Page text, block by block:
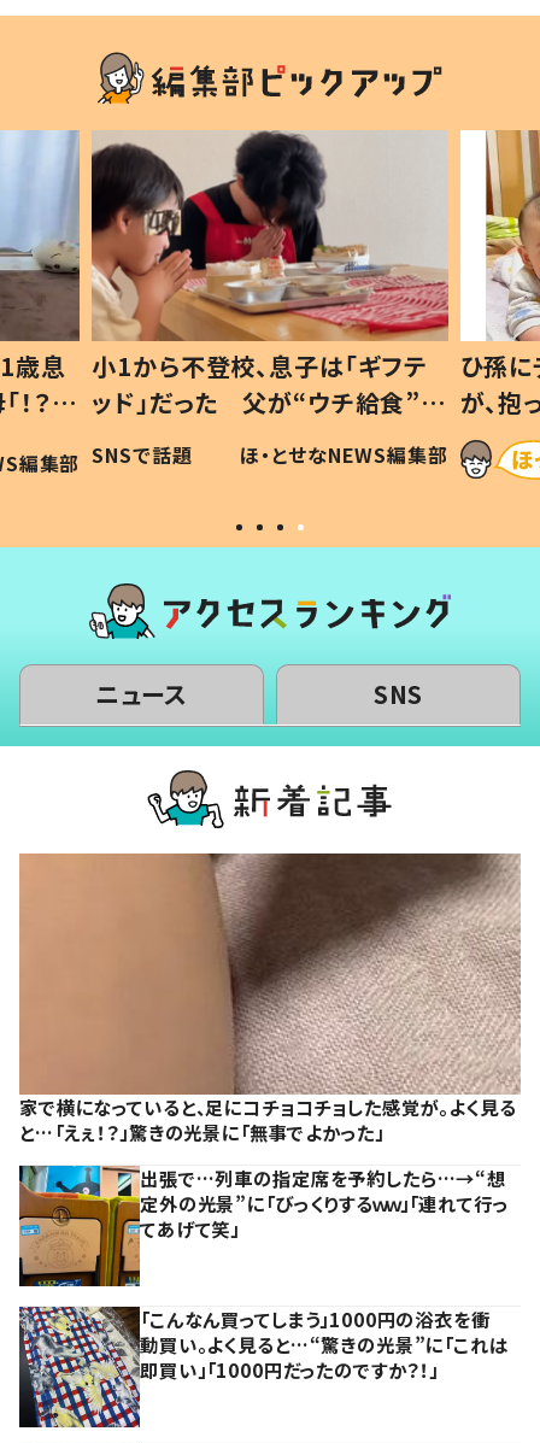
歳息
？」
編集部
小1から不登校、息子は「ギフテ
ッド」だった 父が“ウチ給食”を
作り続ける理由とは #令和の親
#令和の子
SNSで話題 ほ・とせなNEWS編集部
ひ孫
が、
「涙が
い」
ニュース SNS
家で横になっていると、足にコチョコチョした感覚が。よく見る
と…「えぇ！？」驚きの光景に「無事でよかった」
出張で…列車の指定席を予約したら…→“想
定外の光景”に「びっくりするｗｗ」「連れて行っ
てあげて笑」
「こんなん買ってしまう」1000円の浴衣を衝
動買い。よく見ると…“驚きの光景”に「これは
即買い」「1000円だったのですか？！」